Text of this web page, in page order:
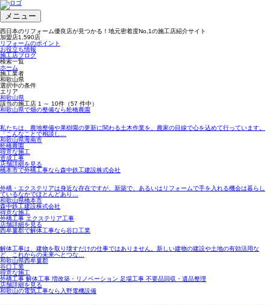
メニュー
西日本のリフォーム優良店が見つかる！地元密着度No,1の施工店紹介サイト
加盟店1,590店
リフォームのポイント
お役立ち情報
施工店ブログ
検索一覧
ホーム
施工業者
和歌山県
選択中の条件
エリア
和歌山県
該当の施工店 1 ～ 10件（57 件中）
和歌山県で畑の整備なら舩橋農園
私たちは、農地整備や果樹園の更新に関わる土木作業を、農家の目線で心を込めて行っています。
「こんなことで相談し…
和歌山県海南市
舩橋農園
得意な施工
造成工事
店舗詳細を見る
橋本市で外構工事なら森中鉄工建設株式会社
外構・エクステリアは身近な存在ですが、新築で、あるいはリフォームで手を入れる機会は暮らし
ているなかでほとんどあり…
和歌山県橋本市
森中鉄工建設株式会社
得意な施工
外構工事 エクステリア工事
店舗詳細を見る
西牟婁郡で解体工事なら谷口工業
解体工事は、建物を取り壊すだけの仕事ではありません。新しい建物の建設や土地の有効活用な
ど、これからの未来へとつな…
和歌山県西牟婁郡
谷口工業
得意な施工
外構工事 解体工事 増改築・リノベーション 足場工事 不要品回収・遺品整理
店舗詳細を見る
和歌山の電気工事なら入野電機設備